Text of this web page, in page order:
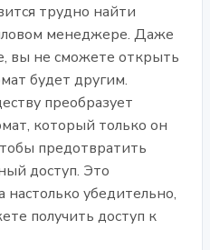
трудно найти
менеджере. Даже
вы не сможете открыть
будет другим.
преобразует
который только он
предотвратить
доступ. Это
убедительно,
получить доступ к